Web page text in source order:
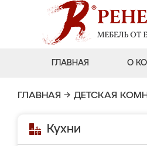
ГЛАВНАЯ О
ГЛАВНАЯ → ДЕТСКАЯ
Кухни